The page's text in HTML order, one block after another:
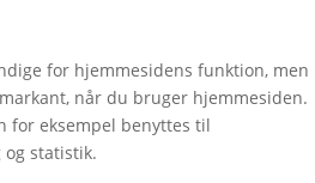
for hjemmesidens funktion, men
når du bruger hjemmesiden.
for eksempel benyttes til
statistik.